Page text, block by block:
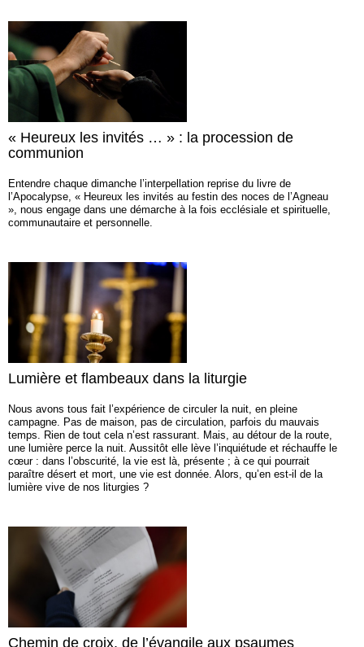
« Heureux les invités … » : la procession de
communion
Entendre chaque dimanche l’interpellation reprise du livre de
l’Apocalypse, « Heureux les invités au festin des noces de l’Agneau
», nous engage dans une démarche à la fois ecclésiale et spirituelle,
communautaire et personnelle.
Lumière et flambeaux dans la liturgie
Nous avons tous fait l’expérience de circuler la nuit, en pleine
campagne. Pas de maison, pas de circulation, parfois du mauvais
temps. Rien de tout cela n’est rassurant. Mais, au détour de la route,
une lumière perce la nuit. Aussitôt elle lève l’inquiétude et réchauffe le
cœur : dans l’obscurité, la vie est là, présente ; à ce qui pourrait
paraître désert et mort, une vie est donnée. Alors, qu’en est-il de la
lumière vive de nos liturgies ?
Chemin de croix, de l’évangile aux psaumes